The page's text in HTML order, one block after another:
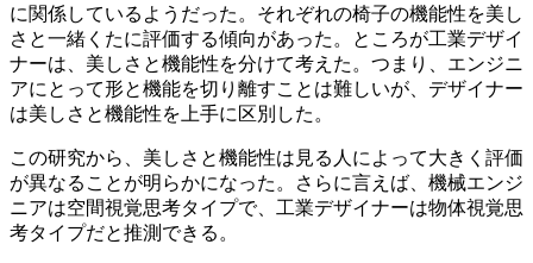
に関係しているようだった。それぞれの椅子の機能性を美し
さと一緒くたに評価する傾向があった。ところが工業デザイ
ナーは、美しさと機能性を分けて考えた。つまり、エンジニ
アにとって形と機能を切り離すことは難しいが、デザイナー
は美しさと機能性を上手に区別した。
この研究から、美しさと機能性は見る人によって大きく評価
が異なることが明らかになった。さらに言えば、機械エンジ
ニアは空間視覚思考タイプで、工業デザイナーは物体視覚思
考タイプだと推測できる。